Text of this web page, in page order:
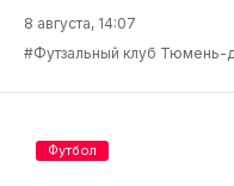
8 августа, 14:07
#Футзальный клуб Тюмень-д
Футбол